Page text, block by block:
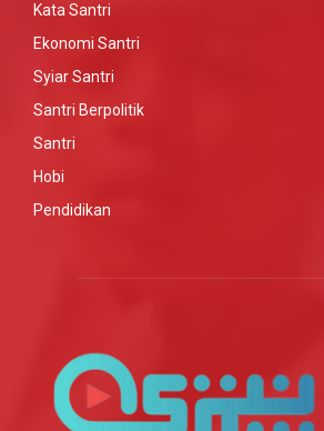
Kata Santri
Ekonomi Santri
Syiar Santri
Santri Berpolitik
Santri
Hobi
Pendidikan